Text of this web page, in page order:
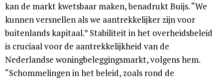
kan de markt kwetsbaar maken, benadrukt Buijs. “We
kunnen versnellen als we aantrekkelijker zijn voor
buitenlands kapitaal.” Stabiliteit in het overheidsbeleid
is cruciaal voor de aantrekkelijkheid van de
Nederlandse woningbeleggingsmarkt, volgens hem.
“Schommelingen in het beleid, zoals rond de